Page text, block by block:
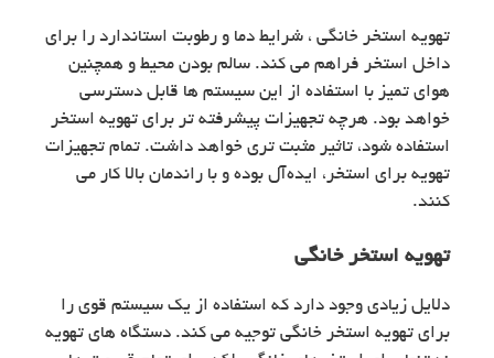
تهویه استخر خانگی ، شرایط دما و رطوبت استاندارد را برای
داخل استخر فراهم می کند. سالم بودن محیط و همچنین
هوای تمیز با استفاده از این سیستم ها قابل دسترسی
خواهد بود. هرچه تجهیزات پیشرفته تر برای تهویه استخر
استفاده شود، تاثیر مثبت تری خواهد داشت. تمام تجهیزات
تهویه برای استخر، ایده‌آل بوده و با راندمان بالا کار می
کنند.
تهویه استخر خانگی
دلایل زیادی وجود دارد که استفاده از یک سیستم قوی را
برای تهویه استخر خانگی توجیه می کند. دستگاه های تهویه